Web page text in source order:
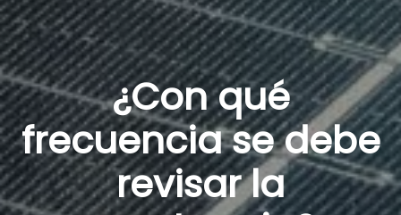
¿Con qué
frecuencia se debe
revisar la